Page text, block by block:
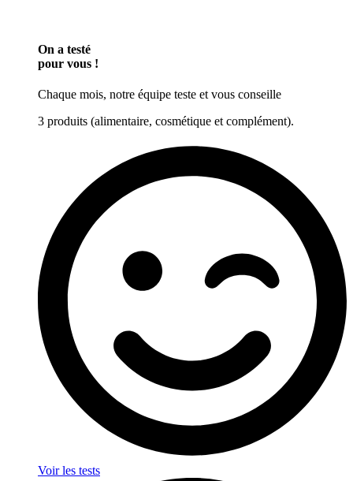
On a testé
pour vous !
Chaque mois, notre équipe teste et vous conseille
3 produits (alimentaire, cosmétique et complément).
Voir les tests